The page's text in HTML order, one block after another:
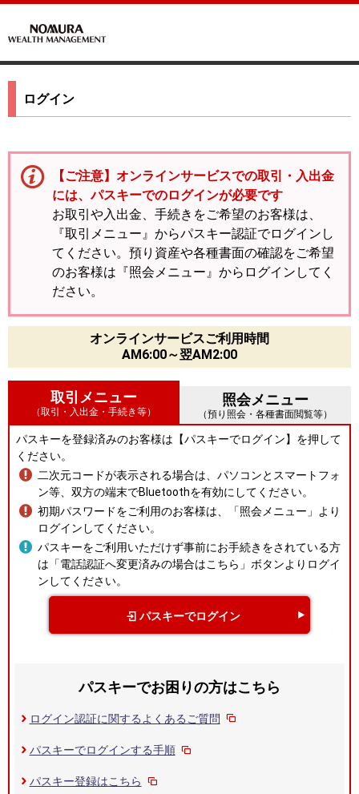
ログイン
【ご注意】オンラインサービスでの取引・入出金
には、パスキーでのログインが必要です
お取引や入出金、手続きをご希望のお客様は、
『取引メニュー』からパスキー認証でログインし
てください。預り資産や各種書面の確認をご希望
のお客様は『照会メニュー』からログインしてく
ださい。
オンラインサービスご利用時間
AM6:00～翌AM2:00
取引メニュー
（取引・入出金・手続き等）
照会メニュー
（預り照会・各種書面閲覧等）
パスキーを登録済みのお客様は【パスキーでログイン】を押して
ください。
二次元コードが表示される場合は、パソコンとスマートフォ
ン等、双方の端末でBluetoothを有効にしてください。
初期パスワードをご利用のお客様は、「照会メニュー」より
ログインしてください。
パスキーをご利用いただけず事前にお手続きをされている方
は「電話認証へ変更済みの場合はこちら」ボタンよりログイ
ンしてください。
パスキーでログイン
パスキーでお困りの方はこちら
ログイン認証に関するよくあるご質問
パスキーでログインする手順
パスキー登録はこちら